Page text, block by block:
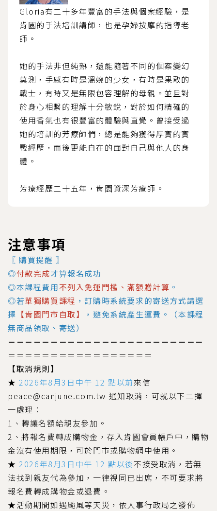
Gloria有二十多年豐富的手法與個案經驗，是
肯園的手法培訓講師，也是孕婦按摩的指導老
師。
她的手法非但純熟，還能隨著不同的個案變幻
莫測，手感有時是溫婉的少女，有時是果敢的
戰士，有時又是無限包容理解的母親。並且對
於身心相繫的理解十分敏銳，對於如何精確的
使用香氣也有很豐富的體驗與直覺。曾接受過
她的培訓的芳療師們，總是能夠獲得厚實的實
戰經歷，而後更能自在的面對自己與他人的身
體。
芳療經歷二十五年，肯園資深芳療師。
注意事項
〖 購買提醒 〗
◎付款完成才算報名成功
◎本課程費用不列入免運門檻、滿額贈計算 。
◎若單獨購買課程 ，訂購時系統要求的寄送方式請選
擇 【肯園門市自取】
，避免系統產生運費。（本課程
無商品領取、寄送）
＝＝＝＝＝＝＝＝＝＝＝＝＝＝＝＝＝＝＝＝＝＝＝
＝＝＝＝＝＝＝＝＝＝＝＝＝＝＝＝＝
【取消規則】
★2026年8月3日中午 12 點以前來信
peace@canjune.com.tw 通知取消，可就以下二擇
一處理：
1、轉讓名額給親友參加。
2、將報名費轉成購物金，存入肯園會員帳戶中，購物
金沒有使用期限，可於門市或購物網中使用。
★2026年8月3日中午 12 點以後不接受取消，若無
法找到親友代為參加，一律視同已出席，不可要求將
報名費轉成購物金或退費。
★活動期間如遇颱風等天災，依人事行政局之發佈